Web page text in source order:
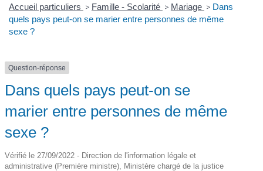
Accueil particuliers > Famille - Scolarité > Mariage > Dans
quels pays peut-on se marier entre personnes de même
sexe ?
Question-réponse
Dans quels pays peut-on se
marier entre personnes de même
sexe ?
Vérifié le 27/09/2022 - Direction de l'information légale et
administrative (Première ministre), Ministère chargé de la justice